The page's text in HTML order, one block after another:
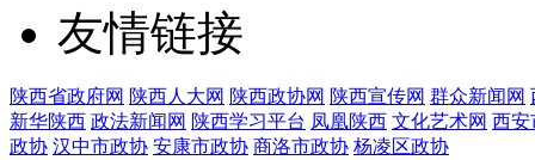
友情链接
陕西省政府网 陕西人大网 陕西政协网 陕西宣传网 群众新闻网
新华陕西 政法新闻网 陕西学习平台 凤凰陕西 文化艺术网 西安
政协 汉中市政协 安康市政协 商洛市政协 杨凌区政协